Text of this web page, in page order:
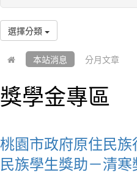
選擇分類
本站消息 分月文章
獎學金專區
桃園市政府原住民
民族學生獎助－清